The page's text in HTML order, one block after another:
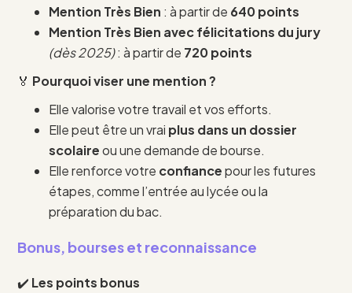
Mention Très Bien : à partir de 640 points
Mention Très Bien avec félicitations du jury
(dès 2025): à partir de 720 points
🏅 Pourquoi viser une mention ?
Elle valorise votre travail et vos efforts.
Elle peut être un vrai plus dans un dossier
scolaireou une demande de bourse.
Elle renforce votre confiancepour les futures
étapes, comme l’entrée au lycée ou la
préparation du bac.
Bonus, bourses et reconnaissance
✔️ Les points bonus